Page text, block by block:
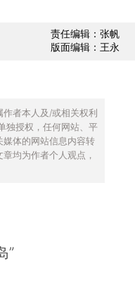
责任编辑：张帆
版面编辑：王永
者本人及/或相关权利
独授权，任何网站、平
体的网站信息内容转
均为作者个人观点，
”